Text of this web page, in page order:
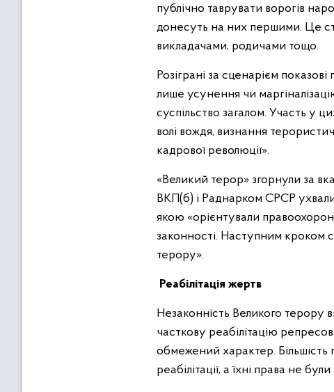
публічно таврувати ворогів
донесуть на них першими. Це
викладачами, родичами тощо.
Розіграні за сценарієм
лише усунення чи
суспільство загалом. Участь у
волі вождя, визнання
кадрової революції».
«Великий терор» згорнули за
ВКП(б) і Раднарком СРСР
якою «орієнтували
законності. Наступним кроком
терору».
Реабілітація жертв
Незаконність Великого терору
часткову реабілітацію
обмежений характер.
реабілітації, а їхні права не